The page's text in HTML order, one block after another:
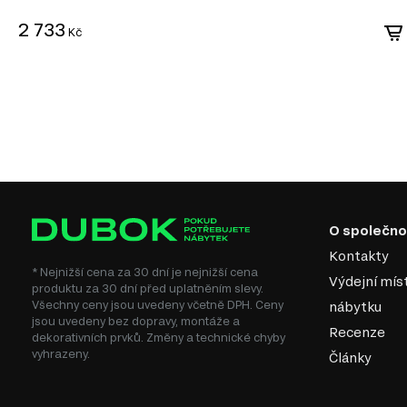
Ekologičnost: Moderní výrobci zajišťují minimální úroveň emisí
2 733 Kč
* Nejnižší cena za 30 dní je nejnižší cena
produktu za 30 dní před uplatněním slevy.
Všechny ceny jsou uvedeny včetně DPH. Ceny
jsou uvedeny bez dopravy, montáže a
dekorativních prvků. Změny a technické chyby
vyhrazeny.
O
Kontakty
Výdejní
nábytku
Recenze
Články